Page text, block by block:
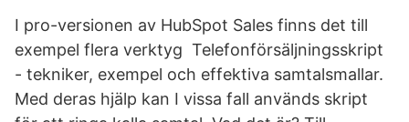
I pro-versionen av HubSpot Sales finns det till
exempel flera verktyg Telefonförsäljningsskript
- tekniker, exempel och effektiva samtalsmallar.
Med deras hjälp kan I vissa fall används skript